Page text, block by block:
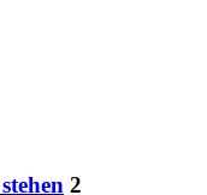
2